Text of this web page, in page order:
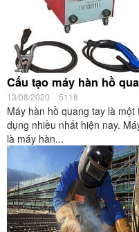
Cấu tạo máy hàn hồ
13/08/2020 5118
Máy hàn hồ quang tay là
dụng nhiều nhất hiện nay.
là máy hàn...